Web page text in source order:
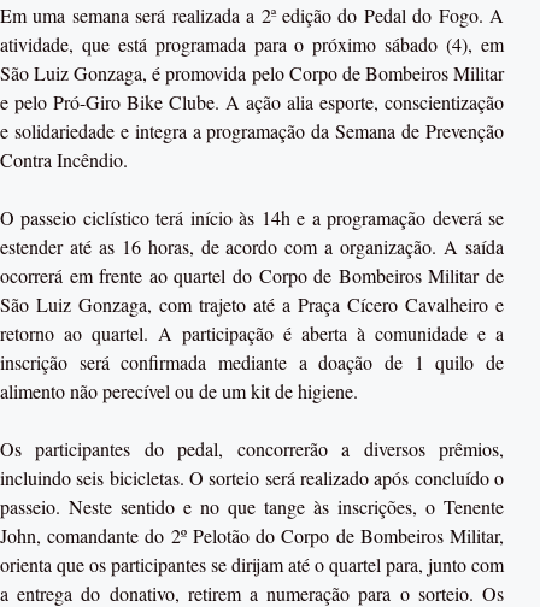
Em uma semana será realizada a 2ª edição do Pedal do Fogo. A
atividade, que está programada para o próximo sábado (4), em
São Luiz Gonzaga, é promovida pelo Corpo de Bombeiros Militar
e pelo Pró-Giro Bike Clube. A ação alia esporte, conscientização
e solidariedade e integra a programação da Semana de Prevenção
Contra Incêndio.
O passeio ciclístico terá início às 14h e a programação deverá se
estender até as 16 horas, de acordo com a organização. A saída
ocorrerá em frente ao quartel do Corpo de Bombeiros Militar de
São Luiz Gonzaga, com trajeto até a Praça Cícero Cavalheiro e
retorno ao quartel. A participação é aberta à comunidade e a
inscrição será confirmada mediante a doação de 1 quilo de
alimento não perecível ou de um kit de higiene.
Os participantes do pedal, concorrerão a diversos prêmios,
incluindo seis bicicletas. O sorteio será realizado após concluído o
passeio. Neste sentido e no que tange às inscrições, o Tenente
John, comandante do 2º Pelotão do Corpo de Bombeiros Militar,
orienta que os participantes se dirijam até o quartel para, junto com
a entrega do donativo, retirem a numeração para o sorteio. Os